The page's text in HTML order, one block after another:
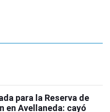
para la Reserva de
en Avellaneda: cayó